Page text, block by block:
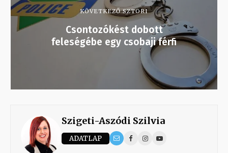
KÖVETKEZŐ SZTORI
Csontozókést dobott
feleségébe egy csobaji férfi
Szigeti-Aszódi Szilvia
ADATLAP